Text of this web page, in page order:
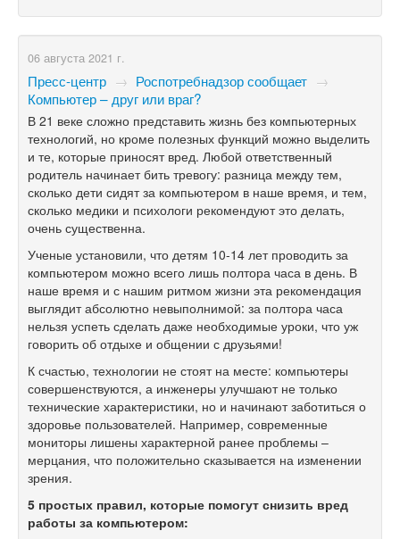
06 августа 2021 г.
Пресс-центр → Роспотребнадзор сообщает →
Компьютер – друг или враг?
В 21 веке сложно представить жизнь без компьютерных
технологий, но кроме полезных функций можно выделить
и те, которые приносят вред. Любой ответственный
родитель начинает бить тревогу: разница между тем,
сколько дети сидят за компьютером в наше время, и тем,
сколько медики и психологи рекомендуют это делать,
очень существенна.
Ученые установили, что детям 10-14 лет проводить за
компьютером можно всего лишь полтора часа в день. В
наше время и с нашим ритмом жизни эта рекомендация
выглядит абсолютно невыполнимой: за полтора часа
нельзя успеть сделать даже необходимые уроки, что уж
говорить об отдыхе и общении с друзьями!
К счастью, технологии не стоят на месте: компьютеры
совершенствуются, а инженеры улучшают не только
технические характеристики, но и начинают заботиться о
здоровье пользователей. Например, современные
мониторы лишены характерной ранее проблемы –
мерцания, что положительно сказывается на изменении
зрения.
5 простых правил, которые помогут снизить вред
работы за компьютером: